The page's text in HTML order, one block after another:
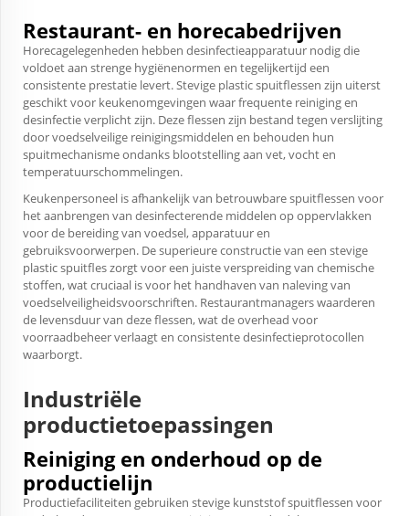
Restaurant- en horecabedrijven
Horecagelegenheden hebben desinfectieapparatuur nodig die
voldoet aan strenge hygiënenormen en tegelijkertijd een
consistente prestatie levert. Stevige plastic spuitflessen zijn uiterst
geschikt voor keukenomgevingen waar frequente reiniging en
desinfectie verplicht zijn. Deze flessen zijn bestand tegen verslijting
door voedselveilige reinigingsmiddelen en behouden hun
spuitmechanisme ondanks blootstelling aan vet, vocht en
temperatuurschommelingen.
Keukenpersoneel is afhankelijk van betrouwbare spuitflessen voor
het aanbrengen van desinfecterende middelen op oppervlakken
voor de bereiding van voedsel, apparatuur en
gebruiksvoorwerpen. De superieure constructie van een stevige
plastic spuitfles zorgt voor een juiste verspreiding van chemische
stoffen, wat cruciaal is voor het handhaven van naleving van
voedselveiligheidsvoorschriften. Restaurantmanagers waarderen
de levensduur van deze flessen, wat de overhead voor
voorraadbeheer verlaagt en consistente desinfectieprotocollen
waarborgt.
Industriële
productietoepassingen
Reiniging en onderhoud op de
productielijn
Productiefaciliteiten gebruiken stevige kunststof spuitflessen voor